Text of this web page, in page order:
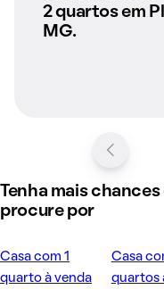
2 quartos em
MG.
Tenha mais
procure por
Casa com 1
quarto à venda
Casa
quartos